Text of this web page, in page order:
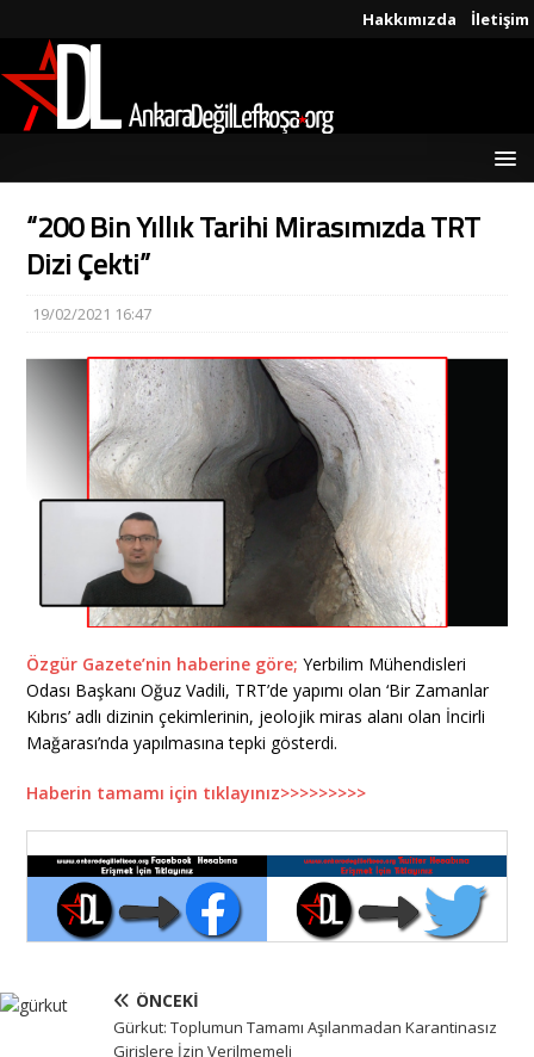
Hakkımızda İletişim
“200 Bin Yıllık Tarihi Mirasımızda TRT
Dizi Çekti”
19/02/2021 16:47
Özgür Gazete’nin haberine göre; Yerbilim Mühendisleri
Odası Başkanı Oğuz Vadili, TRT’de yapımı olan ‘Bir Zamanlar
Kıbrıs’ adlı dizinin çekimlerinin, jeolojik miras alanı olan İncirli
Mağarası’nda yapılmasına tepki gösterdi.
Haberin tamamı için tıklayınız>>>>>>>>>
ÖNCEKI
Gürkut: Toplumun Tamamı Aşılanmadan Karantinasız
Girişlere İzin Verilmemeli